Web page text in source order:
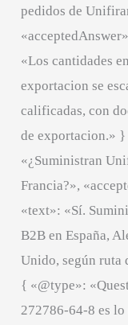
pedidos de
«Los cantidades
exportacion se
calificadas, con
de exportacion.»
«¿Suministran
Francia?»,
«text»: «Sí.
B2B en España,
Unido, según
{ «@type»:
272786-64-8 es lo